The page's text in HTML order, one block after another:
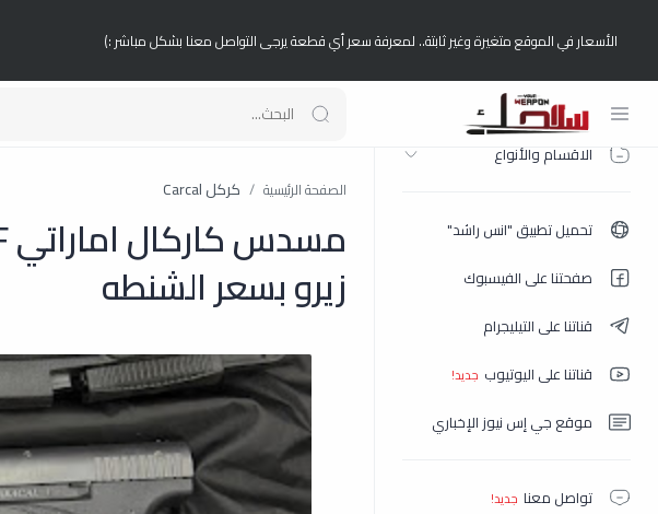
الأسعار في الموقع متغيرة وغير ثابتة.. لمعرفة سعر أي قطعة يرجى التواصل معنا بشكل مباشر :)
الصفحة الرئيسية
الاقسام والأنواع
تحميل تطبيق "انس راشد"
صفحتنا على الفيسبوك
قناتنا على التيليجرام
قناتنا على اليوتيوب
موقع جي إس نيوز الإخباري
تواصل معنا
الصفحة الرئيسية كركل Carcal
زيرو بسعر الشنطه